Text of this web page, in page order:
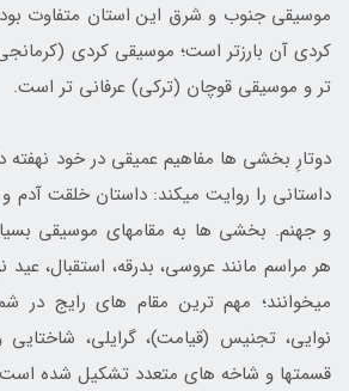
موسیقی جنوب و شرق این استان متفاوت
تر و موسیقی قوچان (ترکی) عرفانی­ تر است.
دو­تارِ بخشی­ ها مفاهیم عمیقی در خود نهفته
داستانی را روایت می­کند: داستان خلقت
و جهنم. بخشی ­ها به مقام­های موسیقی
هر مراسم مانند عروسی، بدرقه، استقبال،
می­خوانند؛ مهم­ ترین مقام­ های رایج در
نوایی، تجنیس (قیامت)، گرایلی، شاختایی
قسمت­ها و شاخه­ های متعدد تشکیل شده­